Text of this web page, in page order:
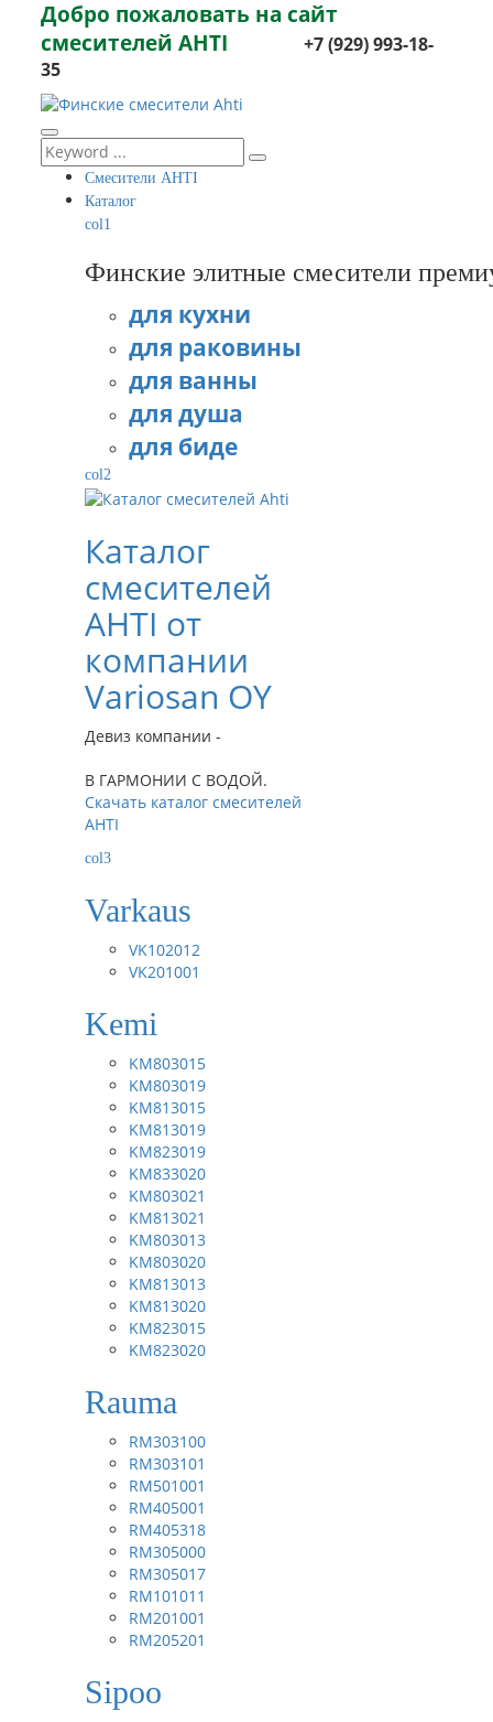
Добро пожаловать на сайт
смесителей AHTI
+7 (929) 993-18-
35
Смесители AHTI
Каталог
col1
Финские элитные смесители
для кухни
для раковины
для ванны
для душа
для биде
col2
Каталог
смесителей
AHTI от
компании
Variosan OY
Девиз компании -
В ГАРМОНИИ С ВОДОЙ.
Скачать каталог смесителей
AHTI
col3
Varkaus
VK102012
VK201001
Kemi
KM803015
KM803019
KM813015
KM813019
KM823019
KM833020
KM803021
KM813021
KM803013
KM803020
KM813013
KM813020
KM823015
KM823020
Rauma
RM303100
RM303101
RM501001
RM405001
RM405318
RM305000
RM305017
RM101011
RM201001
RM205201
Sipoo